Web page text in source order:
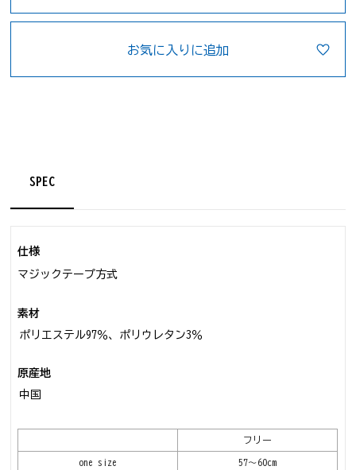
お気に入りに追加
SPEC
仕様
マジックテープ方式
素材
ポリエステル97％、ポリウレタン3％
原産地
中国
フリー
one size 57～60cm